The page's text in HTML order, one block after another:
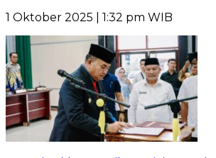
1 Oktober 2025 | 1:32 pm WIB